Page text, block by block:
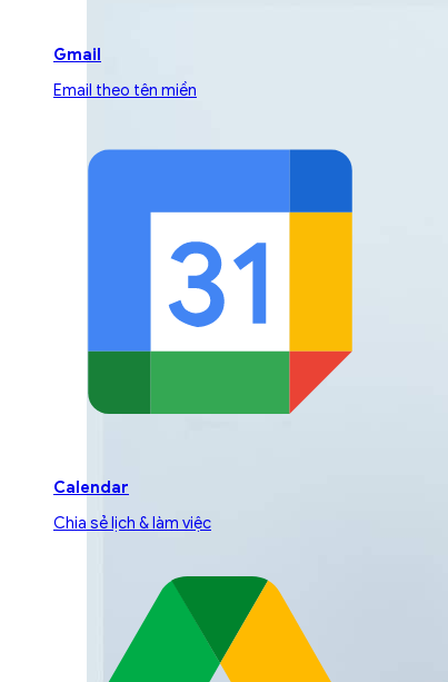
Gmail
Email theo tên miền
Calendar
Chia sẻ lịch & làm việc